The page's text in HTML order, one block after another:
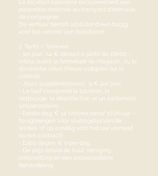
La location concerne exclusivement une
poussette destinée au transport d'animaux
de compagnie.
De verhuur betreft uitsluitend een buggy
voor het vervoer van huisdieren.
2. Tarifs / Tarieven
- 1er jour : 14 € (départ à partir de 10h00 –
retour avant la fermeture du magasin, ou le
dimanche selon l'heure indiquée sur le
contrat).
- Jours supplémentaires : 9 € par jour.
- Le tarif comprend la location, le
nettoyage, la désinfection et un traitement
antiparasitaire.
- Eerste dag: € 14 (vertrek vanaf 10.00 uur –
terugbrengen vóór sluitingstijd van de
winkel, of op zondag vóór het uur vermeld
op het contract).
- Extra dagen: € 9 per dag.
- De prijs omvat de huur, reiniging,
ontsmetting en een antiparasitaire
behandeling.